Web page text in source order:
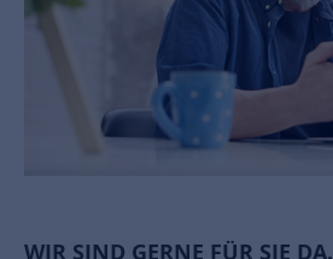
WIR SIND GERNE FÜR SIE DA.